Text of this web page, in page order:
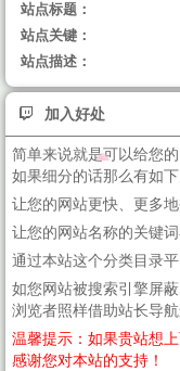
站点标题：
站点关键：
站点描述：
加入好处
简单来说就是可以给您
如果细分的话那么有如下
让您的网站更快、更多
让您的网站名称的关键
通过本站这个分类目录
如您网站被搜索引擎屏
浏览者照样借助站长导航
温馨提示：如果贵站想
感谢您对本站的支持！